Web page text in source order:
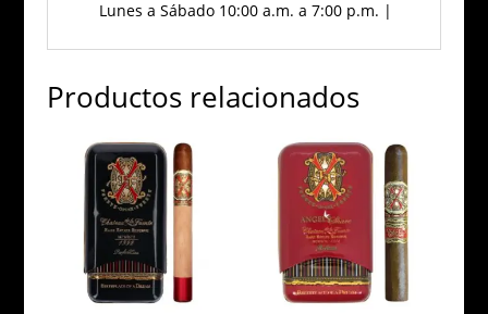
Lunes a Sábado 10:00 a.m. a 7:00 p.m. |
Productos relacionados